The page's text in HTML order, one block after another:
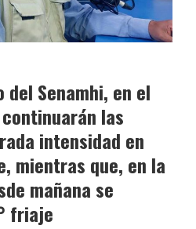
Senamhi, en el
las
intensidad en
mientras que, en la
mañana se
friaje